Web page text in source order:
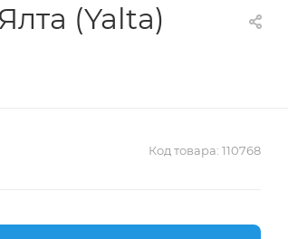
(Yalta)
Код товара: 110768